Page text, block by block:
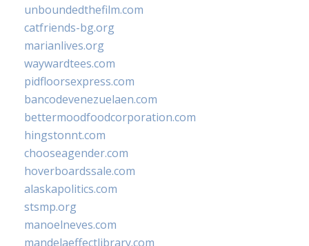
unboundedthefilm.com
catfriends-bg.org
marianlives.org
waywardtees.com
pidfloorsexpress.com
bancodevenezuelaen.com
bettermoodfoodcorporation.com
hingstonnt.com
chooseagender.com
hoverboardssale.com
alaskapolitics.com
stsmp.org
manoelneves.com
mandelaeffectlibrary.com